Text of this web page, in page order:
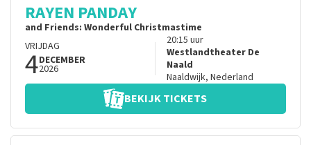
RAYEN PANDAY
and Friends: Wonderful Christmastime
VRIJDAG
4DECEMBER
2026
20:15 uur
Westlandtheater De
Naald
Naaldwijk, Nederland
BEKIJK TICKETS